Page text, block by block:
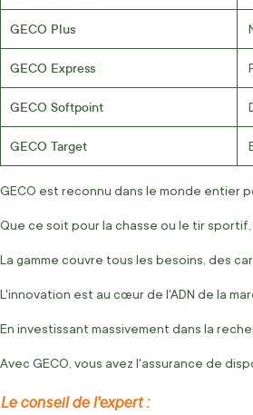
GECO Plus
GECO Express
GECO Softpoint
GECO Target
GECO est reconnu dans le monde entier
Que ce soit pour la chasse ou le tir
La gamme couvre tous les besoins, des
L'innovation est au cœur de l'ADN de la
En investissant massivement dans la
Avec GECO, vous avez l'assurance de
Le conseil de l'expert :